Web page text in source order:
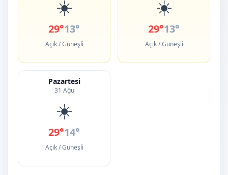
☀️
29°13°
Açık / Güneşli
☀️
29°13°
Açık / Güneşli
Pazartesi
31 Ağu
☀️
29°14°
Açık / Güneşli